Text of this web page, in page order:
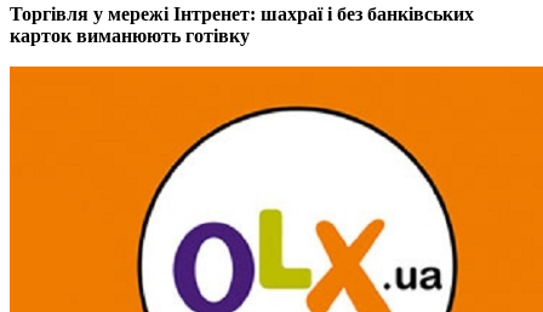
Торгівля у мережі Інтренет: шахраї і без банківських
карток виманюють готівку